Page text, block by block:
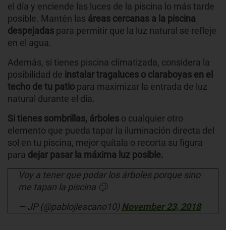
el día y enciende las luces de la piscina lo más tarde
posible. Mantén las áreas cercanas a la piscina
despejadas para permitir que la luz natural se refleje
en el agua.
Además, si tienes piscina climatizada, considera la
posibilidad de instalar tragaluces o claraboyas en el
techo de tu patio para maximizar la entrada de luz
natural durante el día.
Si tienes sombrillas, árboles o cualquier otro
elemento que pueda tapar la iluminación directa del
sol en tu piscina, mejor quítala o recorta su figura
para dejar pasar la máxima luz posible.
Voy a tener que podar los árboles porque sino
me tapan la piscina 🙄
— JP (@pablojlescano10)November 23, 2018